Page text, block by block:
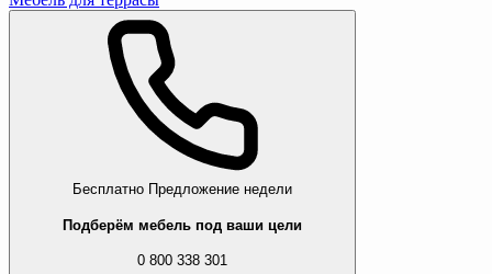
Бесплатно Предложение недели
Подберём мебель под ваши цели
0 800 338 301